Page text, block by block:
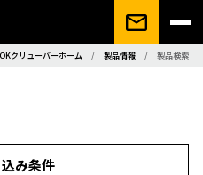
クリューバーホーム / 製品情報 / 製品検索
み条件